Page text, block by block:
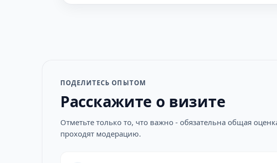
ПОДЕЛИТЕСЬ ОПЫТОМ
Расскажите о визите
Отметьте только то, что важно - обязательна общая
проходят модерацию.